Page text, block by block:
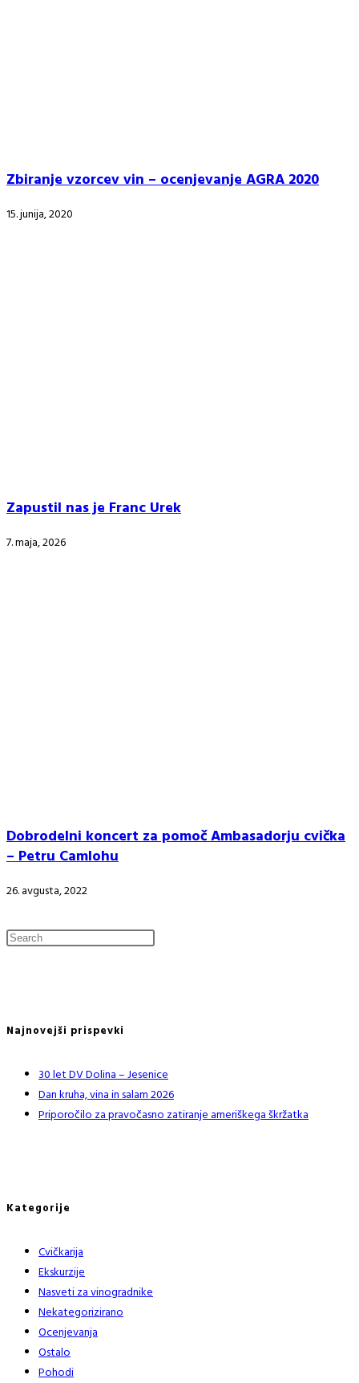
Zbiranje vzorcev vin – ocenjevanje AGRA 2020
15. junija, 2020
Zapustil nas je Franc Urek
7. maja, 2026
Dobrodelni koncert za pomoč Ambasadorju cvička
– Petru Camlohu
26. avgusta, 2022
Najnovejši prispevki
30 let DV Dolina – Jesenice
Dan kruha, vina in salam 2026
Priporočilo za pravočasno zatiranje ameriškega škržatka
Kategorije
Cvičkarija
Ekskurzije
Nasveti za vinogradnike
Nekategorizirano
Ocenjevanja
Ostalo
Pohodi